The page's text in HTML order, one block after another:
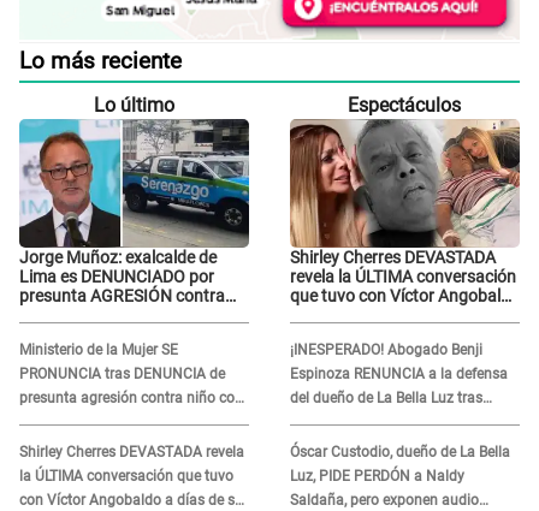
Lo más reciente
Lo último
Jorge Muñoz: exalcalde de
Lima es DENUNCIADO por
presunta AGRESIÓN contra
Ministerio de la Mujer SE
PRONUNCIA tras DENUNCIA de
presunta agresión contra niño con
autismo en Surco
Shirley Cherres DEVASTADA revela
la ÚLTIMA conversación que tuvo
con Víctor Angobaldo a días de su
Espectáculos
Shirley Cherres DEVASTADA
revela la ÚLTIMA conversación
que tuvo con Víctor Angobaldo
¡INESPERADO! Abogado Benji
Espinoza RENUNCIA a la defensa
del dueño de La Bella Luz tras
difusión de POLÉMICO audio:
"Nada que defender"
Óscar Custodio, dueño de La Bella
Luz, PIDE PERDÓN a Naldy
Saldaña, pero exponen audio